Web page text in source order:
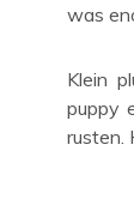
was
Klein
puppy
rusten.